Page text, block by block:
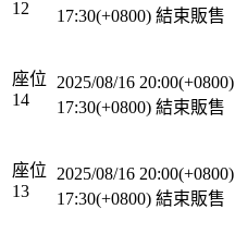
12 17:30(+0800) 結束販售
座位
14
2025/08/16 20:00(+0800)
17:30(+0800) 結束販售
座位
13
2025/08/16 20:00(+0800)
17:30(+0800) 結束販售